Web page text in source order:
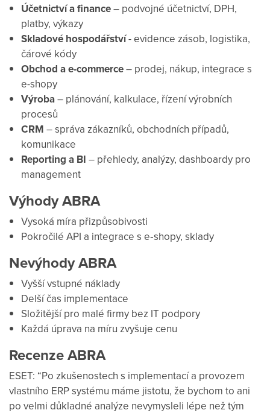
Účetnictví a finance– podvojné účetnictví, DPH,
platby, výkazy
Skladové hospodářství- evidence zásob, logistika,
čárové kódy
Obchod a e-commerce– prodej, nákup, integrace s
e-shopy
Výroba– plánování, kalkulace, řízení výrobních
procesů
CRM – správa zákazníků, obchodních případů,
komunikace
Reporting a BI – přehledy, analýzy, dashboardy pro
management
Výhody ABRA
Vysoká míra přizpůsobivosti
Pokročilé API a integrace s e‑shopy, sklady
Nevýhody ABRA
Vyšší vstupné náklady
Delší čas implementace
Složitější pro malé firmy bez IT podpory
Každá úprava na míru zvyšuje cenu
Recenze ABRA
ESET: “Po zkušenostech s implementací a provozem
vlastního ERP systému máme jistotu, že bychom to ani
po velmi důkladné analýze nevymysleli lépe než tým